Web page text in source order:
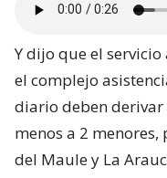
Y dijo que el
el complejo
diario deben derivar
menos a 2
del Maule y La